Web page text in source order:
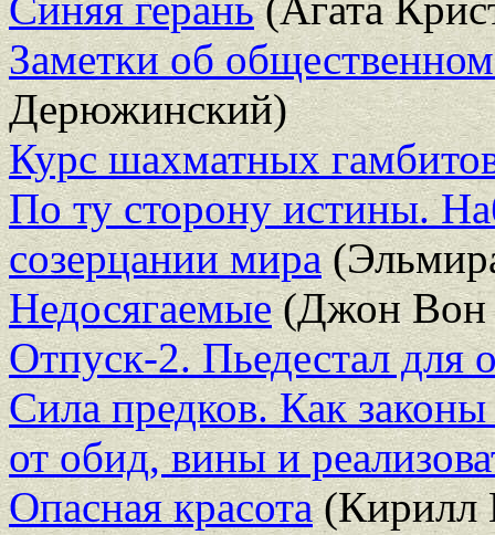
Заметки об
Дерюжинский)
Курс шахматных
По ту сторону истины.
созерцании мира
Недосягаемые(Джон Вон
Отпуск-2. Пьедестал для
Сила предков. Как
от обид, вины и
Опасная красота(Кирилл